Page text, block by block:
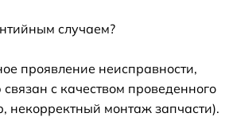
случаем?
проявление неисправности,
с качеством проведенного
некорректный монтаж запчасти).